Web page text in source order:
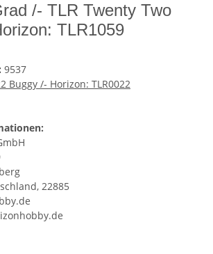
/- TLR Twenty Two
TLR1059
9537
Buggy /- Horizon: TLR0022
22885